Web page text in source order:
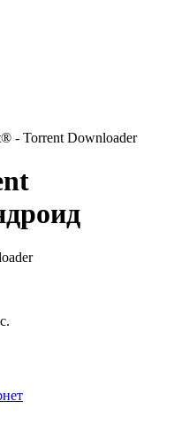
- Torrent Downloader